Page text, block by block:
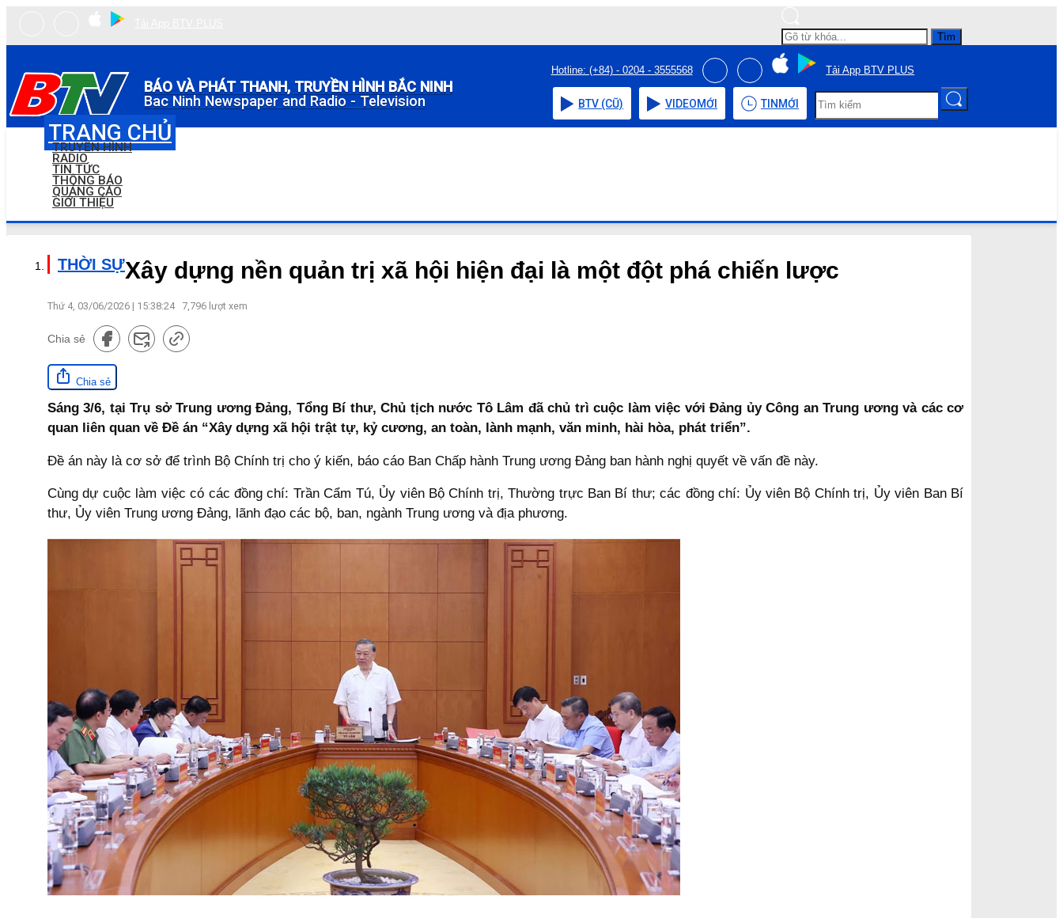
Tìm
BÁO VÀ PHÁT THANH, TRUYỀN HÌNH BẮC NINH
Bac Ninh Newspaper and Radio - Television
Hotline: (+84) - 0204 - 3555568 Tải App BTV PLUS
BTV (CŨ) VIDEOMỚI TIN MỚI
TRANG CHỦ
TRUYỀN HÌNH
RADIO
TIN TỨC
THÔNG BÁO
QUẢNG CÁO
GIỚI THIỆU
THỜI SỰXây dựng nền quản trị xã hội hiện đại là một đột phá chiến lược
Thứ 4, 03/06/2026 | 15:38:24 7,796 lượt xem
Chia sẻ
Chia sẻ
Sáng 3/6, tại Trụ sở Trung ương Đảng, Tổng Bí thư, Chủ tịch nước Tô Lâm đã chủ trì cuộc làm việc với Đảng ủy Công an Trung ương và các cơ
quan liên quan về Đề án “Xây dựng xã hội trật tự, kỷ cương, an toàn, lành mạnh, văn minh, hài hòa, phát triển”.
Đề án này là cơ sở để trình Bộ Chính trị cho ý kiến, báo cáo Ban Chấp hành Trung ương Đảng ban hành nghị quyết về vấn đề này.
Cùng dự cuộc làm việc có các đồng chí: Trần Cẩm Tú, Ủy viên Bộ Chính trị, Thường trực Ban Bí thư; các đồng chí: Ủy viên Bộ Chính trị, Ủy viên Ban Bí
thư, Ủy viên Trung ương Đảng, lãnh đạo các bộ, ban, ngành Trung ương và địa phương.